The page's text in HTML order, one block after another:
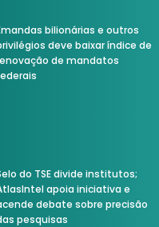
bilionárias e outros
deve baixar índice de
de mandatos
do TSE divide institutos;
apoia iniciativa e
debate sobre precisão
pesquisas